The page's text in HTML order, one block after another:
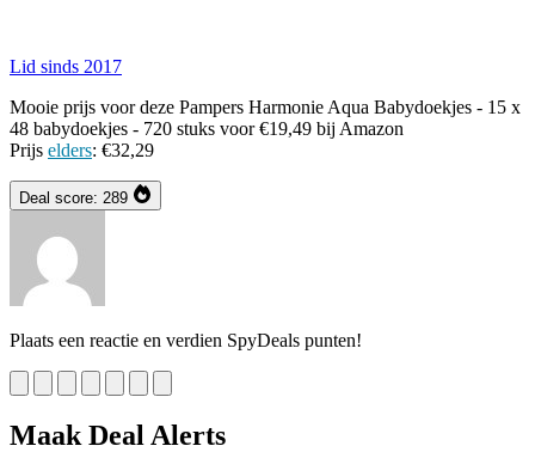
Lid sinds 2017
Mooie prijs voor deze Pampers Harmonie Aqua Babydoekjes - 15 x
48 babydoekjes - 720 stuks voor €19,49 bij Amazon
Prijs elders: €32,29
Deal score: 289
Plaats een reactie en verdien SpyDeals punten!
Maak Deal Alerts